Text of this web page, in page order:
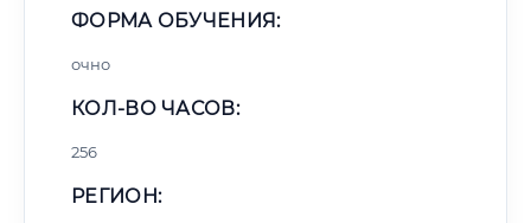
ФОРМА ОБУЧЕНИЯ:
очно
КОЛ-ВО ЧАСОВ:
256
РЕГИОН: